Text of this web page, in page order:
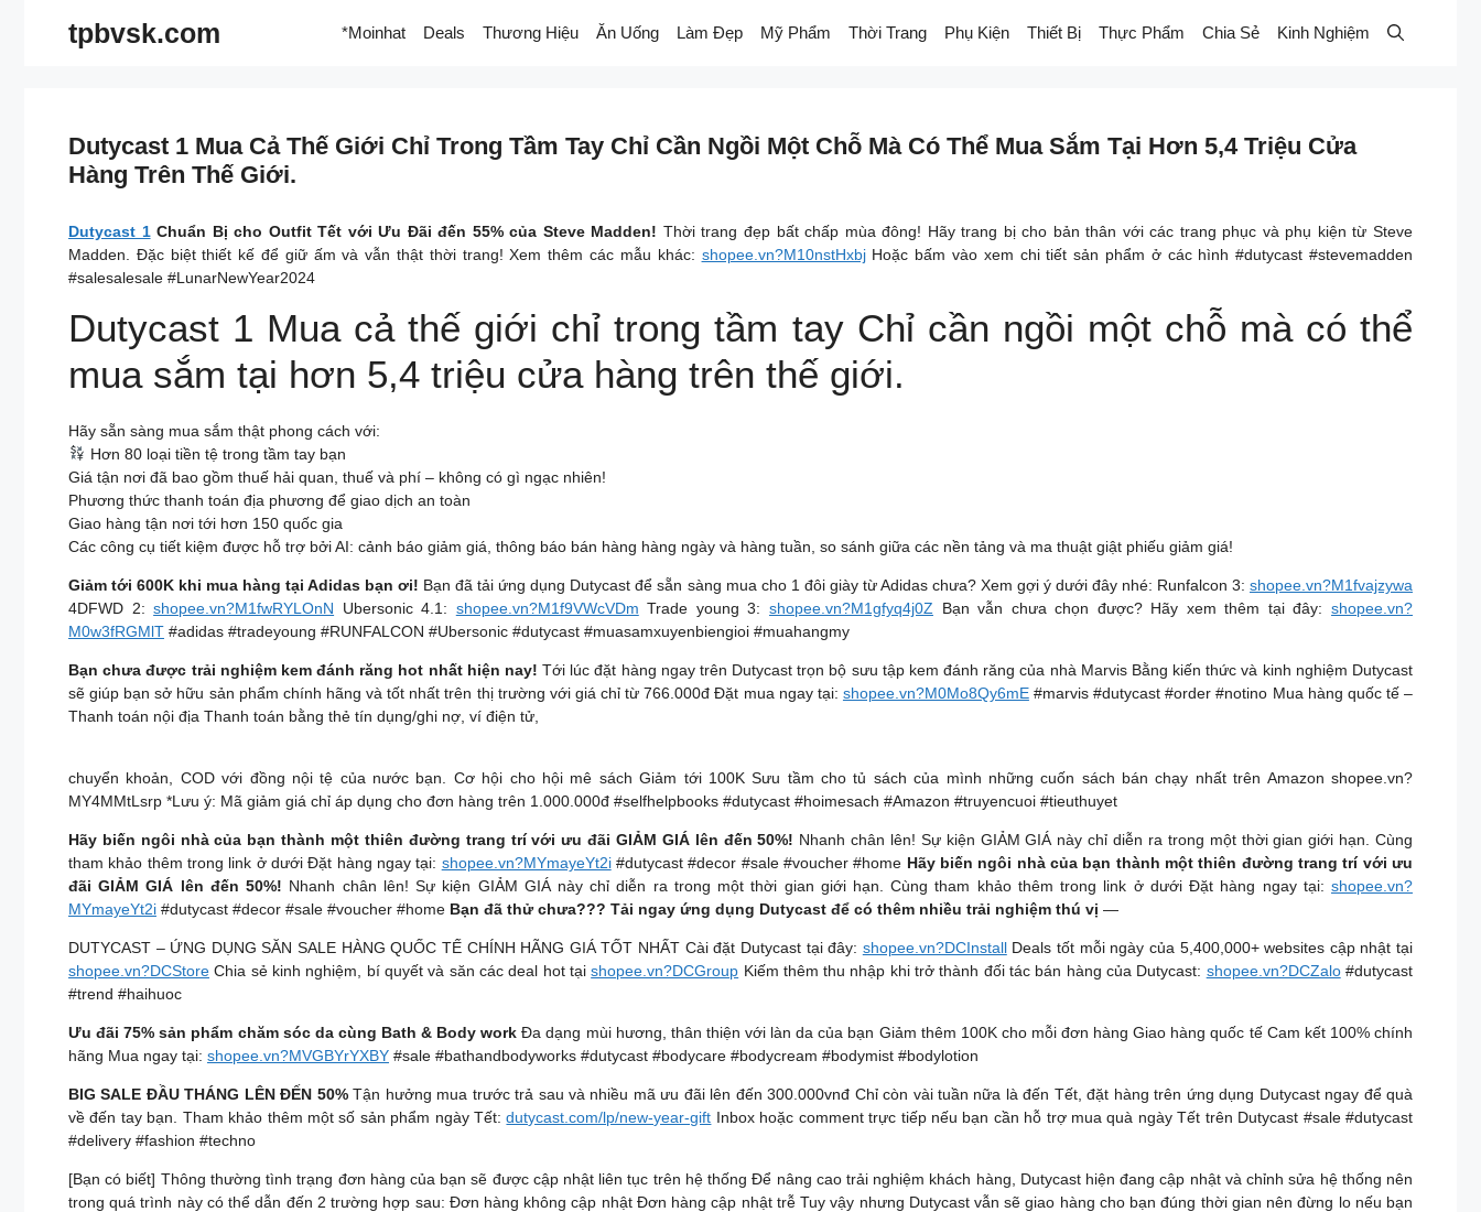
tpbvsk.com *Moinhat Deals Thương Hiệu Ăn Uống Làm Đẹp Mỹ Phẩm Thời Trang Phụ Kiện Thiết Bị Thực Phẩm Chia Sẻ Kinh Nghiệm
Dutycast 1 Mua Cả Thế Giới Chỉ Trong Tầm Tay Chỉ Cần Ngồi Một Chỗ Mà Có Thể Mua Sắm Tại Hơn 5,4 Triệu Cửa
Hàng Trên Thế Giới.
Dutycast 1Chuẩn Bị cho Outfit Tết với Ưu Đãi đến 55% của Steve Madden! Thời trang đẹp bất chấp mùa đông! Hãy trang bị cho bản thân với các trang phục và phụ kiện từ Steve
Madden. Đặc biệt thiết kế để giữ ấm và vẫn thật thời trang! Xem thêm các mẫu khác: shopee.vn?M10nstHxbjHoặc bấm vào xem chi tiết sản phẩm ở các hình #dutycast #stevemadden
#salesalesale #LunarNewYear2024
Dutycast 1 Mua cả thế giới chỉ trong tầm tay Chỉ cần ngồi một chỗ mà có thể
mua sắm tại hơn 5,4 triệu cửa hàng trên thế giới.
Hãy sẵn sàng mua sắm thật phong cách với:
Hơn 80 loại tiền tệ trong tầm tay bạn
Giá tận nơi đã bao gồm thuế hải quan, thuế và phí – không có gì ngạc nhiên!
Phương thức thanh toán địa phương để giao dịch an toàn
Giao hàng tận nơi tới hơn 150 quốc gia
Các công cụ tiết kiệm được hỗ trợ bởi AI: cảnh báo giảm giá, thông báo bán hàng hàng ngày và hàng tuần, so sánh giữa các nền tảng và ma thuật giật phiếu giảm giá!
Giảm tới 600K khi mua hàng tại Adidas bạn ơi! Bạn đã tải ứng dụng Dutycast để sẵn sàng mua cho 1 đôi giày từ Adidas chưa? Xem gợi ý dưới đây nhé: Runfalcon 3:shopee.vn?M1fvajzywa
4DFWD 2:shopee.vn?M1fwRYLOnN Ubersonic 4.1: shopee.vn?M1f9VWcVDm Trade young 3: shopee.vn?M1gfyq4j0Z Bạn vẫn chưa chọn được? Hãy xem thêm tại đây:shopee.vn?
M0w3fRGMlT #adidas #tradeyoung #RUNFALCON #Ubersonic #dutycast #muasamxuyenbiengioi #muahangmy
Bạn chưa được trải nghiệm kem đánh răng hot nhất hiện nay! Tới lúc đặt hàng ngay trên Dutycast trọn bộ sưu tập kem đánh răng của nhà Marvis Bằng kiến thức và kinh nghiệm Dutycast
sẽ giúp bạn sở hữu sản phẩm chính hãng và tốt nhất trên thị trường với giá chỉ từ 766.000đ Đặt mua ngay tại: shopee.vn?M0Mo8Qy6mE#marvis #dutycast #order #notino Mua hàng quốc tế –
Thanh toán nội địa Thanh toán bằng thẻ tín dụng/ghi nợ, ví điện tử,
chuyển khoản, COD với đồng nội tệ của nước bạn. Cơ hội cho hội mê sách Giảm tới 100K Sưu tầm cho tủ sách của mình những cuốn sách bán chạy nhất trên Amazon shopee.vn?
MY4MMtLsrp *Lưu ý: Mã giảm giá chỉ áp dụng cho đơn hàng trên 1.000.000đ #selfhelpbooks #dutycast #hoimesach #Amazon #truyencuoi #tieuthuyet
Hãy biến ngôi nhà của bạn thành một thiên đường trang trí với ưu đãi GIẢM GIÁ lên đến 50%! Nhanh chân lên! Sự kiện GIẢM GIÁ này chỉ diễn ra trong một thời gian giới hạn. Cùng
tham khảo thêm trong link ở dưới Đặt hàng ngay tại: shopee.vn?MYmayeYt2i#dutycast #decor #sale #voucher #home Hãy biến ngôi nhà của bạn thành một thiên đường trang trí với ưu
đãi GIẢM GIÁ lên đến 50%! Nhanh chân lên! Sự kiện GIẢM GIÁ này chỉ diễn ra trong một thời gian giới hạn. Cùng tham khảo thêm trong link ở dưới Đặt hàng ngay tại:shopee.vn?
MYmayeYt2i #dutycast #decor #sale #voucher #home Bạn đã thử chưa??? Tải ngay ứng dụng Dutycast để có thêm nhiều trải nghiệm thú vị —
DUTYCAST – ỨNG DỤNG SĂN SALE HÀNG QUỐC TẾ CHÍNH HÃNG GIÁ TỐT NHẤT Cài đặt Dutycast tại đây: shopee.vn?DCInstallDeals tốt mỗi ngày của 5,400,000+ websites cập nhật tại
shopee.vn?DCStore Chia sẻ kinh nghiệm, bí quyết và săn các deal hot tạishopee.vn?DCGroup Kiếm thêm thu nhập khi trở thành đối tác bán hàng của Dutycast: shopee.vn?DCZalo#dutycast
#trend #haihuoc
Ưu đãi 75% sản phẩm chăm sóc da cùng Bath & Body work Đa dạng mùi hương, thân thiện với làn da của bạn Giảm thêm 100K cho mỗi đơn hàng Giao hàng quốc tế Cam kết 100% chính
hãng Mua ngay tại: shopee.vn?MVGBYrYXBY #sale #bathandbodyworks #dutycast #bodycare #bodycream #bodymist #bodylotion
BIG SALE ĐẦU THÁNG LÊN ĐẾN 50%Tận hưởng mua trước trả sau và nhiều mã ưu đãi lên đến 300.000vnđ Chỉ còn vài tuần nữa là đến Tết, đặt hàng trên ứng dụng Dutycast ngay để quà
về đến tay bạn. Tham khảo thêm một số sản phẩm ngày Tết:dutycast.com/lp/new-year-gift Inbox hoặc comment trực tiếp nếu bạn cần hỗ trợ mua quà ngày Tết trên Dutycast #sale #dutycast
#delivery #fashion #techno
[Bạn có biết] Thông thường tình trạng đơn hàng của bạn sẽ được cập nhật liên tục trên hệ thống Để nâng cao trải nghiệm khách hàng, Dutycast hiện đang cập nhật và chỉnh sửa hệ thống nên
trong quá trình này có thể dẫn đến 2 trường hợp sau: Đơn hàng không cập nhật Đơn hàng cập nhật trễ Tuy vậy nhưng Dutycast vẫn sẽ giao hàng cho bạn đúng thời gian nên đừng lo nếu bạn